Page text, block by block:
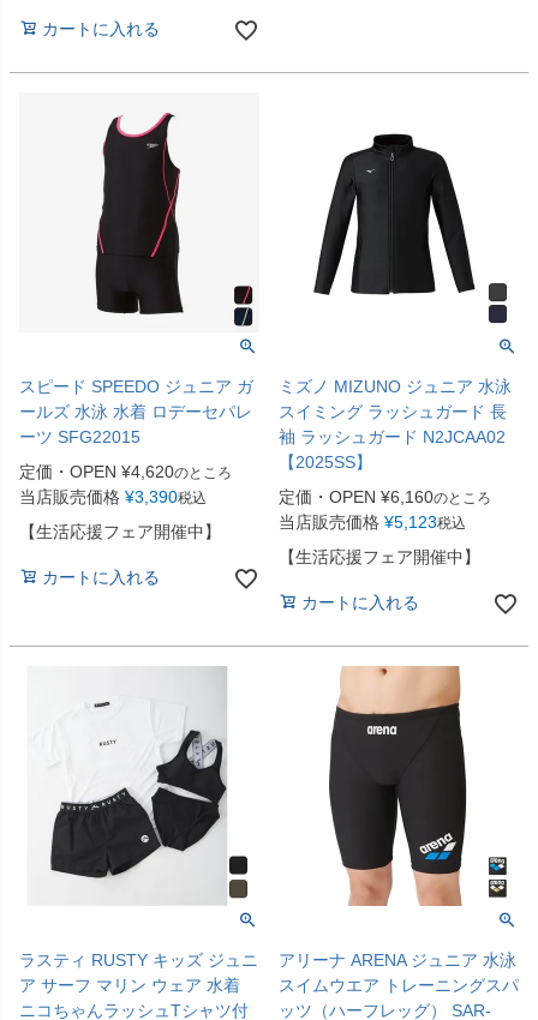
カートに入れる
スピード SPEEDO ジュニア ガ
ールズ 水泳 水着 ロデーセパレ
ーツ SFG22015
定価・OPEN ¥4,620のところ
当店販売価格 ¥3,390税込
【生活応援フェア開催中】
カートに入れる
ミズノ MIZUNO ジュニア 水泳
スイミング ラッシュガード 長
袖 ラッシュガード N2JCAA02
【2025SS】
定価・OPEN ¥6,160のところ
当店販売価格 ¥5,123税込
【生活応援フェア開催中】
カートに入れる
ラスティ RUSTY キッズ ジュニ
ア サーフ マリン ウェア 水着
ニコちゃんラッシュTシャツ付
アリーナ ARENA ジュニア 水泳
スイムウエア トレーニングスパ
ッツ（ハーフレッグ） SAR-